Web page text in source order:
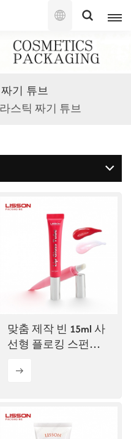
의
기 튜브
스틱 짜기 튜브
맞춤 제작 빈 15ml 사
선형 플로킹 스펀지